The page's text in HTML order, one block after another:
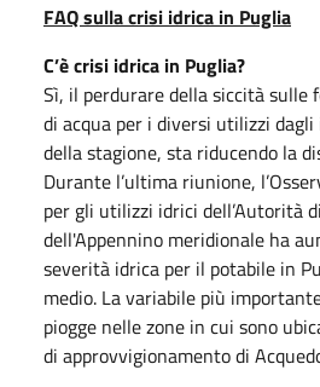
FAQ sulla crisi idrica in Puglia
C’è crisi idrica in Puglia?
Sì, il perdurare della siccità
di acqua per i diversi utilizzi
della stagione, sta riducendo la
Durante l’ultima riunione,
per gli utilizzi idrici dell’Autorità
dell'Appennino meridionale ha
severità idrica per il potabile in
medio. La variabile più
piogge nelle zone in cui sono
di approvvigionamento di